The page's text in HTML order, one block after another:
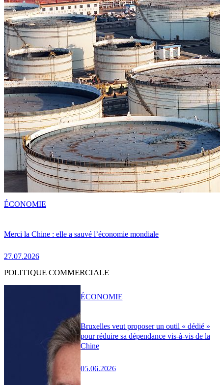
Merci la Chine : elle a sauvé l’économie mondiale
27.07.2026
ÉCONOMIE
POLITIQUE COMMERCIALE
Bruxelles veut proposer un outil « dédié »
pour réduire sa dépendance vis-à-vis de la
Chine
05.06.2026
ÉCONOMIE